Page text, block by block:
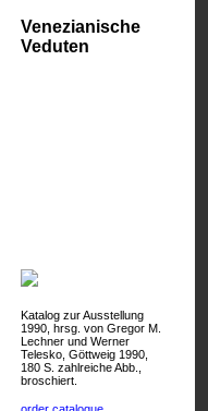
Venezianische
Veduten
Katalog zur Ausstellung
1990, hrsg. von Gregor M.
Lechner und Werner
Telesko, Göttweig 1990,
180 S. zahlreiche Abb.,
broschiert.